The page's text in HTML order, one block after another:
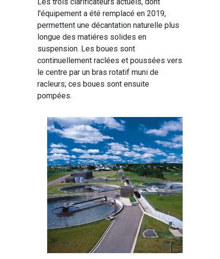
l'équipement a été remplacé en 2019,
permettent une décantation naturelle plus
longue des matiéres solides en
suspension. Les boues sont
continuellement raclées et poussées vers
le centre par un bras rotatif muni de
racleurs; ces boues sont ensuite
pompées.